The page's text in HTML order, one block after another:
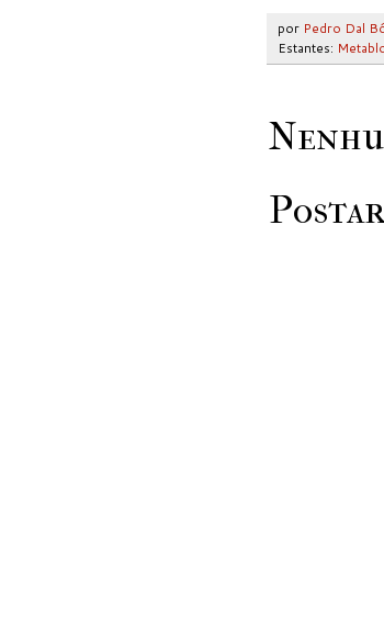
por Pedro Dal
Estantes: